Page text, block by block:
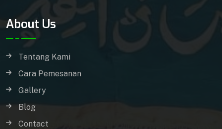
About Us
Tentang Kami
Cara Pemesanan
Gallery
Blog
Contact